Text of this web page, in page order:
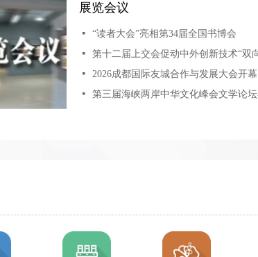
展览会议
넷
“读者大会”亮相第34届全国书博会
넷
넷
넷